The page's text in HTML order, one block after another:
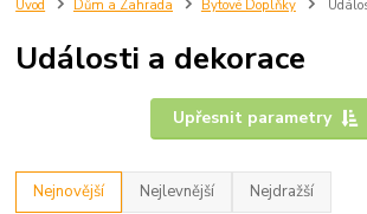
Úvod Dům a Zahrada Bytové Doplňky
Události a dekorace
Upřesnit parametry
Nejnovější Nejlevnější Nejdražší